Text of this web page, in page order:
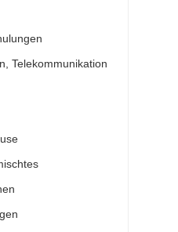
Telekommunikation